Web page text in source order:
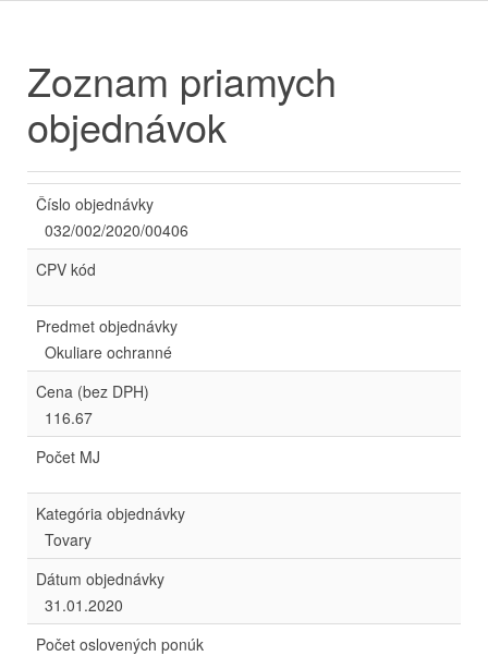
Zoznam priamych
objednávok
Číslo objednávky
032/002/2020/00406
CPV kód
Predmet objednávky
Okuliare ochranné
Cena (bez DPH)
116.67
Počet MJ
Kategória objednávky
Tovary
Dátum objednávky
31.01.2020
Počet oslovených ponúk